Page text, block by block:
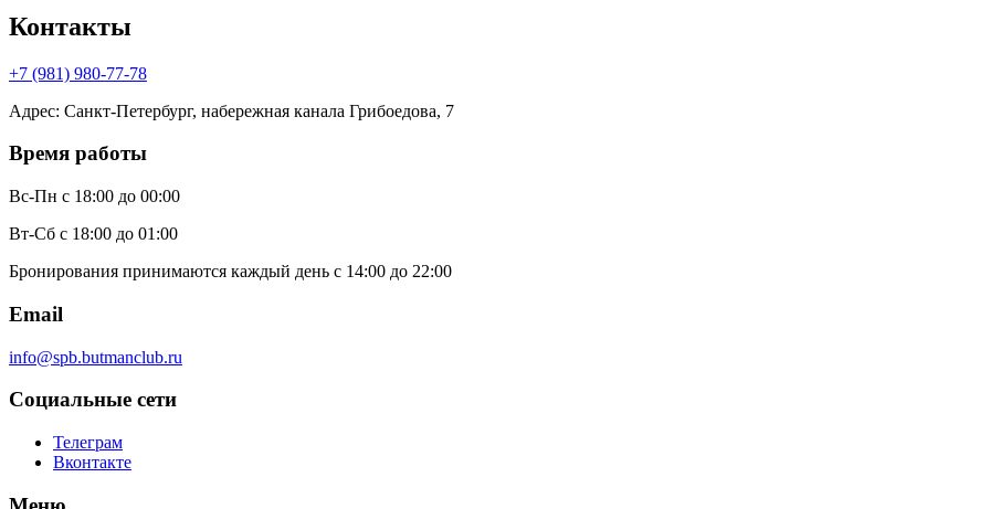
Контакты
+7 (981) 980-77-78
Адрес: Санкт-Петербург, набережная канала Грибоедова, 7
Время работы
Вс-Пн с 18:00 до 00:00
Вт-Сб с 18:00 до 01:00
Бронирования принимаются каждый день с 14:00 до 22:00
Email
info@spb.butmanclub.ru
Социальные сети
Телеграм
Вконтакте